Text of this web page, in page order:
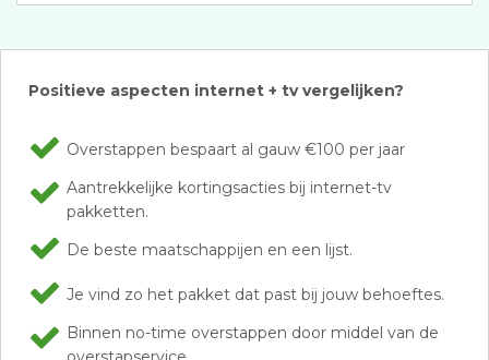
Positieve aspecten internet + tv vergelijken?
Overstappen bespaart al gauw €100 per jaar
Aantrekkelijke kortingsacties bij internet-tv
pakketten.
De beste maatschappijen en een lijst.
Je vind zo het pakket dat past bij jouw behoeftes.
Binnen no-time overstappen door middel van de